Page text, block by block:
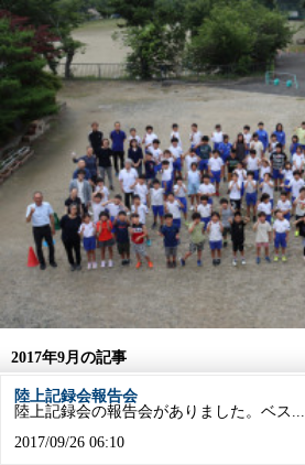
2017年9月の記事
陸上記録会報告会
陸上記録会の報告会がありました。ベス...
2017/09/26 06:10